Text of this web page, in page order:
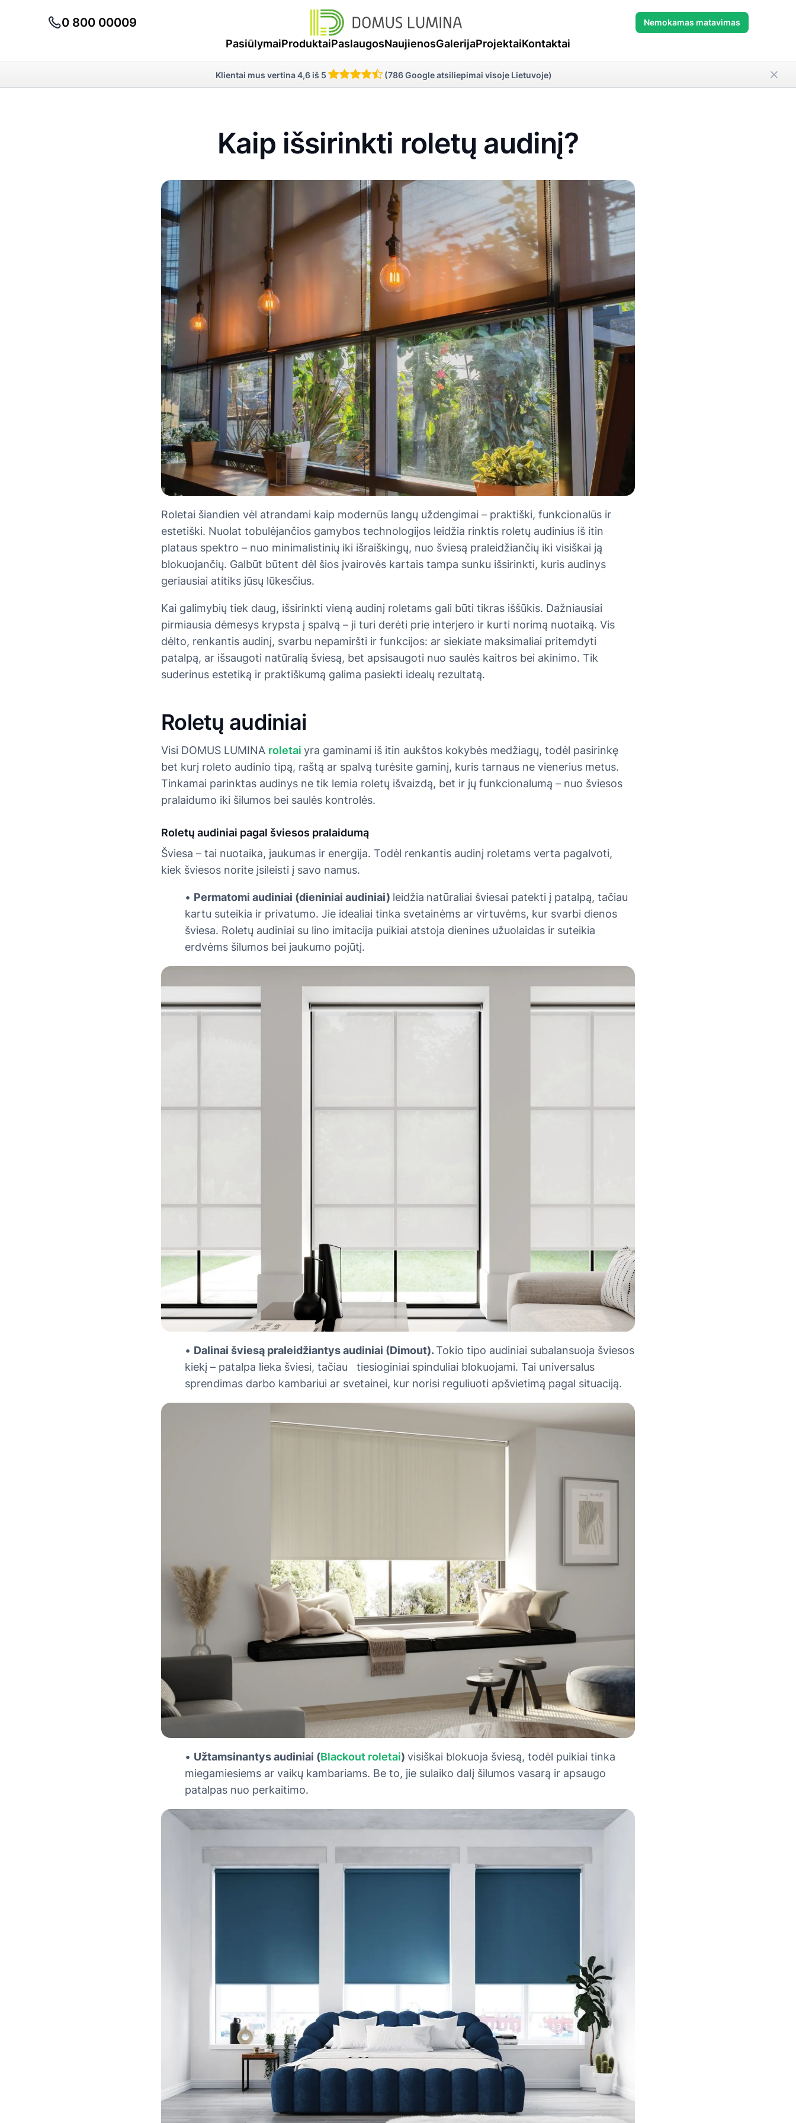
0 800 00009 Nemokamas matavimas
PasiūlymaiProduktaiPaslaugosNaujienosGalerijaProjektaiKontaktai
Klientai mus vertina 4,6 iš 5 (786 Google atsiliepimai visoje Lietuvoje)
Kaip išsirinkti roletų audinį?
Roletai šiandien vėl atrandami kaip modernūs langų uždengimai – praktiški, funkcionalūs ir
estetiški. Nuolat tobulėjančios gamybos technologijos leidžia rinktis roletų audinius iš itin
plataus spektro – nuo minimalistinių iki išraiškingų, nuo šviesą praleidžiančių iki visiškai ją
blokuojančių. Galbūt būtent dėl šios įvairovės kartais tampa sunku išsirinkti, kuris audinys
geriausiai atitiks jūsų lūkesčius.
Kai galimybių tiek daug, išsirinkti vieną audinį roletams gali būti tikras iššūkis. Dažniausiai
pirmiausia dėmesys krypsta į spalvą – ji turi derėti prie interjero ir kurti norimą nuotaiką. Vis
dėlto, renkantis audinį, svarbu nepamiršti ir funkcijos: ar siekiate maksimaliai pritemdyti
patalpą, ar išsaugoti natūralią šviesą, bet apsisaugoti nuo saulės kaitros bei akinimo. Tik
suderinus estetiką ir praktiškumą galima pasiekti idealų rezultatą.
Roletų audiniai
Visi DOMUS LUMINA roletai yra gaminami iš itin aukštos kokybės medžiagų, todėl pasirinkę
bet kurį roleto audinio tipą, raštą ar spalvą turėsite gaminį, kuris tarnaus ne vienerius metus.
Tinkamai parinktas audinys ne tik lemia roletų išvaizdą, bet ir jų funkcionalumą – nuo šviesos
pralaidumo iki šilumos bei saulės kontrolės.
Roletų audiniai pagal šviesos pralaidumą
Šviesa – tai nuotaika, jaukumas ir energija. Todėl renkantis audinį roletams verta pagalvoti,
kiek šviesos norite įsileisti į savo namus.
• Permatomi audiniai (dieniniai audiniai) leidžia natūraliai šviesai patekti į patalpą, tačiau
kartu suteikia ir privatumo. Jie idealiai tinka svetainėms ar virtuvėms, kur svarbi dienos
šviesa. Roletų audiniai su lino imitacija puikiai atstoja dienines užuolaidas ir suteikia
erdvėms šilumos bei jaukumo pojūtį.
• Dalinai šviesą praleidžiantys audiniai (Dimout).Tokio tipo audiniai subalansuoja šviesos
kiekį – patalpa lieka šviesi, tačiau tiesioginiai spinduliai blokuojami. Tai universalus
sprendimas darbo kambariui ar svetainei, kur norisi reguliuoti apšvietimą pagal situaciją.
• Užtamsinantys audiniai (Blackout roletai) visiškai blokuoja šviesą, todėl puikiai tinka
miegamiesiems ar vaikų kambariams. Be to, jie sulaiko dalį šilumos vasarą ir apsaugo
patalpas nuo perkaitimo.